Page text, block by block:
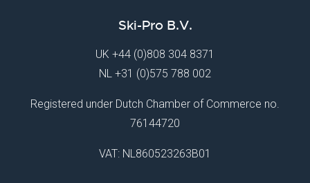
Ski-Pro B.V.
UK +44 (0)808 304 8371
NL +31 (0)575 788 002
Registered under Dutch Chamber of Commerce no.
76144720
VAT: NL860523263B01